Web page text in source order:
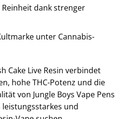
dank strenger
unter Cannabis-
Cake Live Resin verbindet
hohe THC-Potenz und die
von Jungle Boys Vape Pens
und